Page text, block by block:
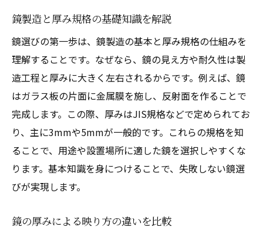
鏡製造と厚み規格の基礎知識を解説
鏡選びの第一歩は、鏡製造の基本と厚み規格の仕組みを
理解することです。なぜなら、鏡の見え方や耐久性は製
造工程と厚みに大きく左右されるからです。例えば、鏡
はガラス板の片面に金属膜を施し、反射面を作ることで
完成します。この際、厚みはJIS規格などで定められてお
り、主に3mmや5mmが一般的です。これらの規格を知
ることで、用途や設置場所に適した鏡を選択しやすくな
ります。基本知識を身につけることで、失敗しない鏡選
びが実現します。
鏡の厚みによる映り方の違いを比較